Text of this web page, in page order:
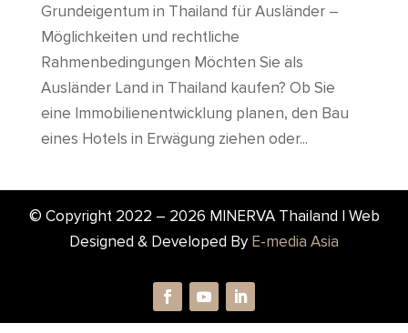
Grundeigentum in Thailand für Ausländer –
Möglichkeiten und rechtliche
Rahmenbedingungen Möchten Sie als
Ausländer Land in Thailand kaufen? Ob Sie
eine Immobilienentwicklung planen, den Bau
eines Hotels in Erwägung ziehen oder...
© Copyright 2022 – 2026 MINERVA Thailand | Web
Designed & Developed ByE-media Asia